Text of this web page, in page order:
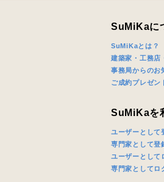
SuMiKaに
SuMiKaとは？
建築家・工務店
事務局からのお
ご成約プレゼン
SuMiKaを
ユーザーとして
専門家として登
ユーザーとして
専門家としてロ